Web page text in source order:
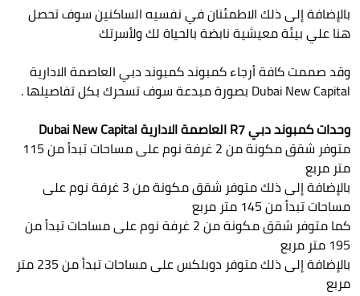
بالإضافة إلى ذلك الاطمئنان في نفسيه الساكنين سوف تحصل
هنا علي بيئة معيشية نابضة بالحياة لك ولأسرتك
وقد صممت كافة أرجاء كمبوند كمبوند دبي العاصمة الادارية
Dubai New Capital بصورة مبدعة سوف تسحرك بكل تفاصيلها .
وحدات كمبوند دبي R7 العاصمة الادارية Dubai New Capital
متوفر شقق مكونة من 2 غرفة نوم على مساحات تبدأ من 115
متر مربع
بالإضافة إلى ذلك متوفر شقق مكونة من 3 غرفة نوم على
مساحات تبدأ من 145 متر مربع
كما متوفر شقق مكونة من 2 غرفة نوم على مساحات تبدأ من
195 متر مربع
بالإضافة إلى ذلك متوفر دوبلكس على مساحات تبدأ من 235 متر
مربع